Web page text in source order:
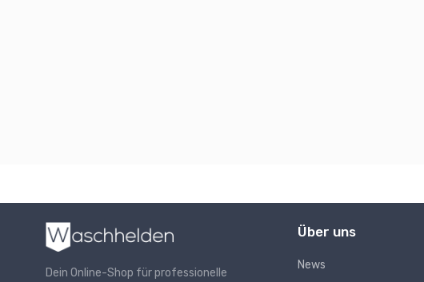
Dein Online-Shop für professionelle
Über uns
News